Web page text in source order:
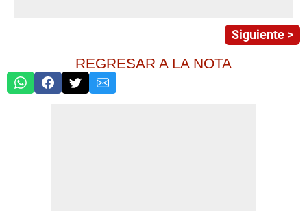
Siguiente >
REGRESAR A LA NOTA